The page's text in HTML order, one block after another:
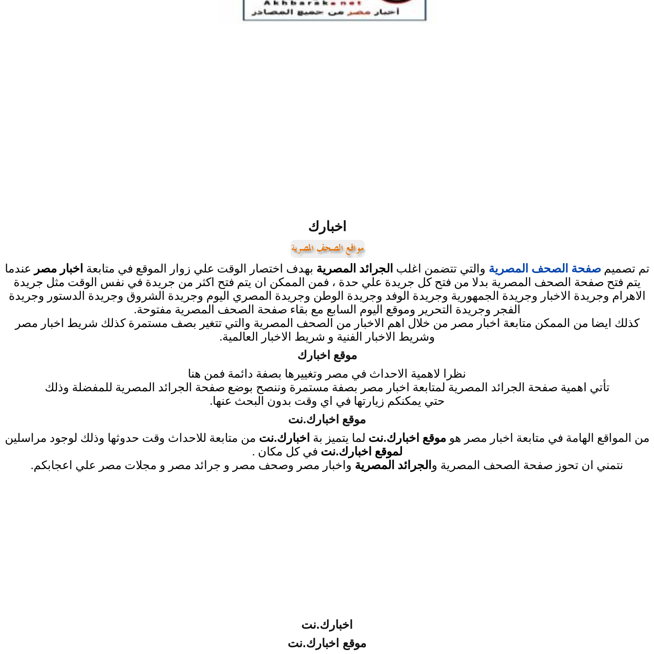
اخبارك
تم تصميمصفحة الصحف المصرية والتي تتضمن اغلب الجرائد المصرية بهدف اختصار الوقت علي زوار الموقع في متابعة اخبار مصر عندما
يتم فتح صفحة الصحف المصرية بدلا من فتح كل جريدة علي حدة ، فمن الممكن ان يتم فتح اكثر من جريدة في نفس الوقت مثل جريدة
الاهرام وجريدة الاخبار وجريدة الجمهورية وجريدة الوفد وجريدة الوطن وجريدة المصري اليوم وجريدة الشروق وجريدة الدستور وجريدة
الفجر وجريدة التحرير وموقع اليوم السابع مع بقاء صفحة الصحف المصرية مفتوحة.
كذلك ايضا من الممكن متابعة اخبار مصر من خلال اهم الاخبار من الصحف المصرية والتي تتغير بصف مستمرة كذلك شريط اخبار مصر
وشريط الاخبار الفنية و شريط الاخبار العالمية.
موقع اخبارك
نظرا لاهمية الاحداث في مصر وتغييرها بصفة دائمة فمن هنا
تأتي اهمية صفحة الجرائد المصرية لمتابعة اخبار مصر بصفة مستمرة وننصح بوضع صفحة الجرائد المصرية للمفضلة وذلك
حتي يمكنكم زيارتها في اي وقت بدون البحث عنها.
موقع اخبارك.نت
من المواقع الهامة في متابعة اخبار مصر هو موقع اخبارك.نت لما يتميز بة اخبارك.نت من متابعة للاحداث وقت حدوثها وذلك لوجود مراسلين
لموقع اخبارك.نت في كل مكان .
نتمني ان تحوز صفحة الصحف المصرية و الجرائد المصرية واخبار مصر وصحف مصر و جرائد مصر و مجلات مصر علي اعجابكم.
اخبارك.نت
موقع اخبارك.نت